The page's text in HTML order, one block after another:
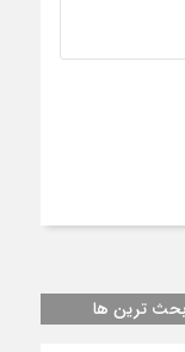
ترین ها